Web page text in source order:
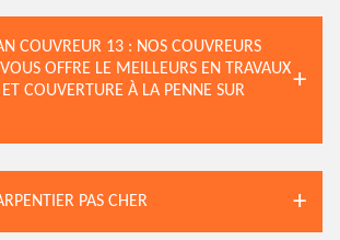
COUVREUR 13 : NOS COUVREURS
OFFRE LE MEILLEURS EN TRAVAUX
COUVERTURE À LA PENNE SUR
PAS CHER